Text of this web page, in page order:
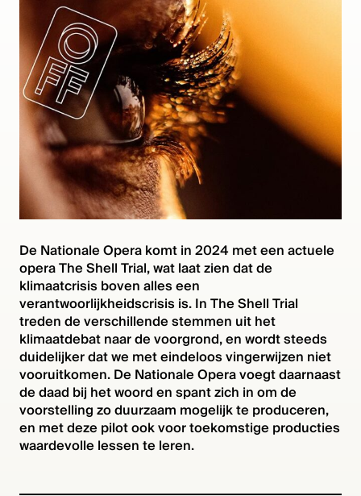
De Nationale Opera komt in 2024 met een actuele
opera The Shell Trial, wat laat zien dat de
klimaatcrisis boven alles een
verantwoorlijkheidscrisis is. In The Shell Trial
treden de verschillende stemmen uit het
klimaatdebat naar de voorgrond, en wordt steeds
duidelijker dat we met eindeloos vingerwijzen niet
vooruitkomen. De Nationale Opera voegt daarnaast
de daad bij het woord en spant zich in om de
voorstelling zo duurzaam mogelijk te produceren,
en met deze pilot ook voor toekomstige producties
waardevolle lessen te leren.